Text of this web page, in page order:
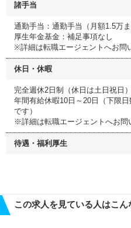
諸手当
通勤手当：通勤手当（月額1.5万ま
厚生年金基金：補足事項なし
※詳細は転職エージェントへお問
休日・休暇
完全週休2日制（休日は土日祝日）
年間有給休暇10日～20日（下限
です）
※詳細は転職エージェントへお問
待遇・福利厚生
この求人を見ている人はこ